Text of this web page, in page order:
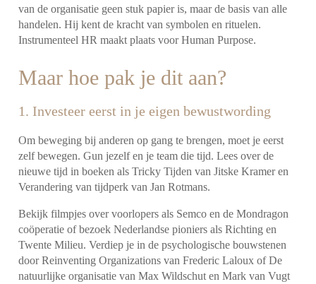
van de organisatie geen stuk papier is, maar de basis van alle
handelen. Hij kent de kracht van symbolen en rituelen.
Instrumenteel HR maakt plaats voor Human Purpose.
Maar hoe pak je dit aan?
1. Investeer eerst in je eigen bewustwording
Om beweging bij anderen op gang te brengen, moet je eerst
zelf bewegen. Gun jezelf en je team die tijd. Lees over de
nieuwe tijd in boeken als Tricky Tijden van Jitske Kramer en
Verandering van tijdperk van Jan Rotmans.
Bekijk filmpjes over voorlopers als Semco en de Mondragon
coöperatie of bezoek Nederlandse pioniers als Richting en
Twente Milieu. Verdiep je in de psychologische bouwstenen
door Reinventing Organizations van Frederic Laloux of De
natuurlijke organisatie van Max Wildschut en Mark van Vugt